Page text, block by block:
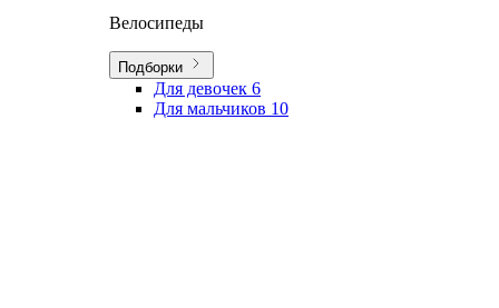
Велосипеды
Подборки
Для девочек 6
Для мальчиков 10